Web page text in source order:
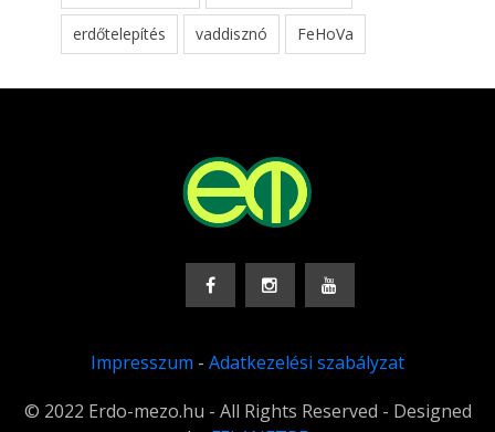
erdőtelepítés vaddisznó FeHoVa
Impresszum - Adatkezelési szabályzat
© 2022 Erdo-mezo.hu - All Rights Reserved - Designed